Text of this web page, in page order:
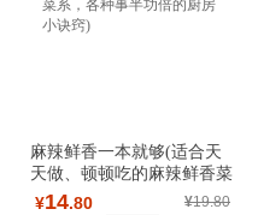
麻辣鲜香一本就够(适合天
天做、顿顿吃的麻辣鲜香菜
系，各种事半
¥14.80 ¥19.80